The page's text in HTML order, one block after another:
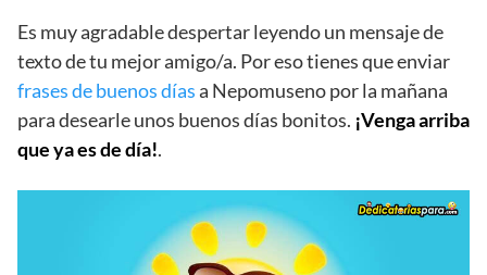
Es muy agradable despertar leyendo un mensaje de
texto de tu mejor amigo/a. Por eso tienes que enviar
frases de buenos díasa Nepomuseno por la mañana
para desearle unos buenos días bonitos. ¡Venga arriba
que ya es de día!.